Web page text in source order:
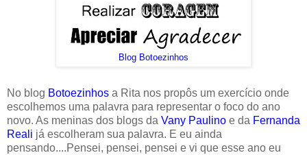
Blog Botoezinhos
No blog Botoezinhos a Rita nos propôs um exercício onde
escolhemos uma palavra para representar o foco do ano
novo. As meninas dos blogs da Vany Paulino e da Fernanda
Reali já escolheram sua palavra. E eu ainda
pensando....Pensei, pensei, pensei e vi que esse ano eu